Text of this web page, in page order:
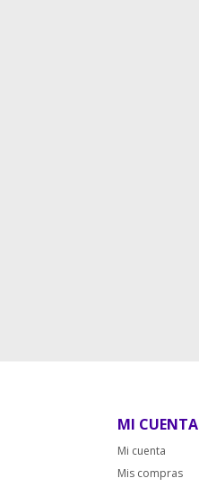
MI CUENTA
Mi cuenta
Mis compras